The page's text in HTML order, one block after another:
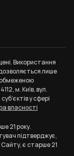
Використання
лише
м. Київ, вул.
у сфері
власності
21 року.
підтверджує,
є старше 21